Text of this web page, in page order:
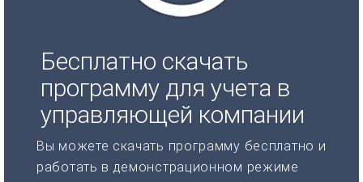
Бесплатно скачать
программу для учета в
управляющей компании
Вы можете скачать программу бесплатно и
работать в демонстрационном режиме